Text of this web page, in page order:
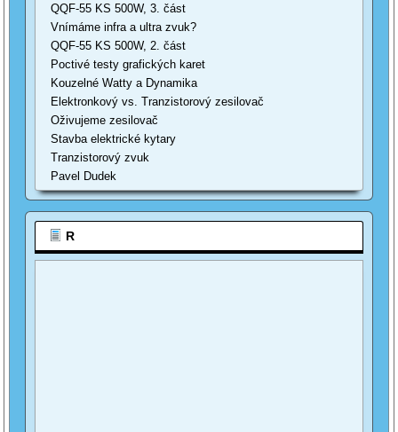
QQF-55 KS 500W, 3. část
Vnímáme infra a ultra zvuk?
QQF-55 KS 500W, 2. část
Poctivé testy grafických karet
Kouzelné Watty a Dynamika
Elektronkový vs. Tranzistorový zesilovač
Oživujeme zesilovač
Stavba elektrické kytary
Tranzistorový zvuk
Pavel Dudek
R